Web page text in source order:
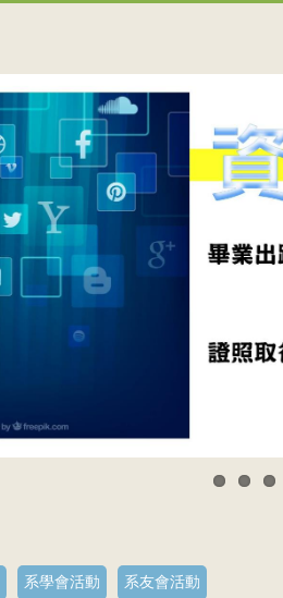
系學會活動 系友會活動